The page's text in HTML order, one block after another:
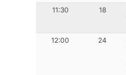
11:30 18
12:00 24